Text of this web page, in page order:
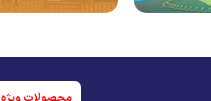
مشاهده